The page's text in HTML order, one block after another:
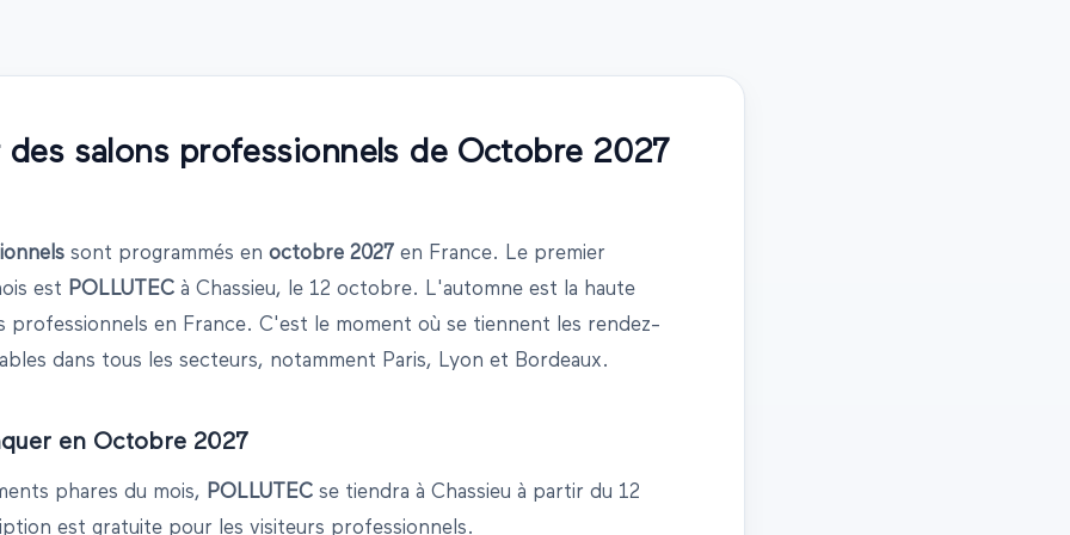
des salons professionnels de Octobre 2027
sont programmés en octobre 2027 en France. Le premier
est POLLUTEC à Chassieu, le 12 octobre. L'automne est la haute
professionnels en France. C'est le moment où se tiennent les rendez-
dans tous les secteurs, notamment Paris, Lyon et Bordeaux.
en Octobre 2027
phares du mois, POLLUTEC se tiendra à Chassieu à partir du 12
est gratuite pour les visiteurs professionnels.